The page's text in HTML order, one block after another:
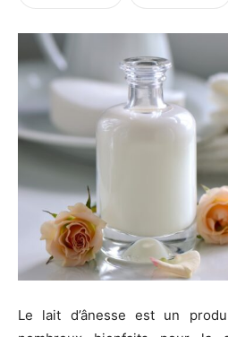
Le lait d’ânesse est un